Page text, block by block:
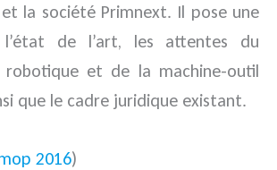
la société Primnext. Il pose une
de l’art, les attentes du
et de la machine-outil
que le cadre juridique existant.
2016)